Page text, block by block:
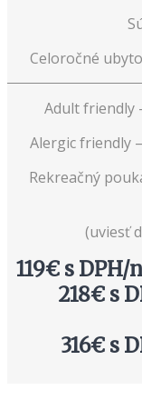
Celoročné
Adult friendly
Alergic friendly
Rekreačný
(uviesť
119€ s
218€ s
316€ s